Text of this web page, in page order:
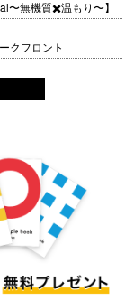
〜無機質✖️温もり〜】
クフロント